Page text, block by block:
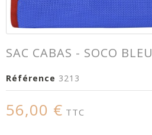
SAC CABAS - SOCO BLEU
Référence 3213
56,00 € TTC